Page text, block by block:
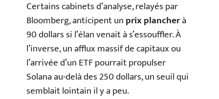
Certains cabinets d’analyse, relayés par
Bloomberg, anticipent unprix plancherà
90 dollars si l’élan venait à s’essouffler. À
l’inverse, un afflux massif de capitaux ou
l’arrivée d’un ETF pourrait propulser
Solana au-delà des 250 dollars, un seuil qui
semblait lointain il y a peu.